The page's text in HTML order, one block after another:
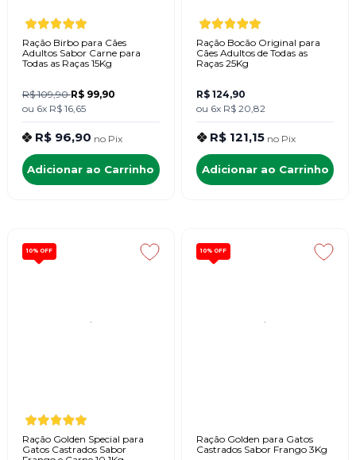
Ração Birbo para Cães
Adultos Sabor Carne para
Todas as Raças 15Kg
R$ 109,90R$ 99,90
ou 6x R$ 16,65
R$ 96,90 no Pix
Adicionar ao Carrinho
Ração Bocão Original para
Cães Adultos de Todas as
Raças 25Kg
R$ 124,90
ou 6x R$ 20,82
R$ 121,15 no Pix
Adicionar ao Carrinho
10% OFF
Ração Golden Special para
Gatos Castrados Sabor
10% OFF
Ração Golden para Gatos
Castrados Sabor Frango 3Kg